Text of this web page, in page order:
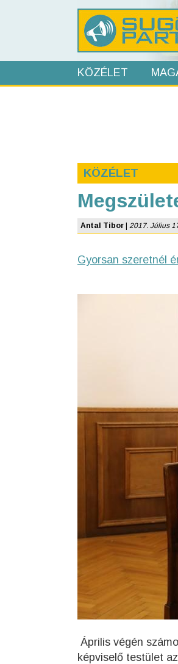
KÖZÉLET
KÖZÉLET
Antal Tibor 2017. Július
Gyorsan szeretnél
Április végén
képviselő testület